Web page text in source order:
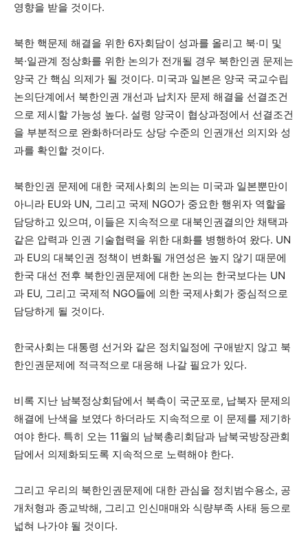
영향을 받을 것이다.
북한 핵문제 해결을 위한 6자회담이 성과를 올리고 북·미 및
북·일관계 정상화를 위한 논의가 전개될 경우 북한인권 문제는
양국 간 핵심 의제가 될 것이다. 미국과 일본은 양국 국교수립
논의단계에서 북한인권 개선과 납치자 문제 해결을 선결조건
으로 제시할 가능성 높다. 설령 양국이 협상과정에서 선결조건
을 부분적으로 완화하더라도 상당 수준의 인권개선 의지와 성
과를 확인할 것이다.
북한인권 문제에 대한 국제사회의 논의는 미국과 일본뿐만이
아니라 EU와 UN, 그리고 국제 NGO가 중요한 행위자 역할을
담당하고 있으며, 이들은 지속적으로 대북인권결의안 채택과
같은 압력과 인권 기술협력을 위한 대화를 병행하여 왔다. UN
과 EU의 대북인권 정책이 변화될 개연성은 높지 않기 때문에
한국 대선 전후 북한인권문제에 대한 논의는 한국보다는 UN
과 EU, 그리고 국제적 NGO들에 의한 국제사회가 중심적으로
담당하게 될 것이다.
한국사회는 대통령 선거와 같은 정치일정에 구애받지 않고 북
한인권문제에 적극적으로 대응해 나갈 필요가 있다.
비록 지난 남북정상회담에서 북측이 국군포로, 납북자 문제의
해결에 난색을 보였다 하더라도 지속적으로 이 문제를 제기하
여야 한다. 특히 오는 11월의 남북총리회담과 남북국방장관회
담에서 의제화되도록 지속적으로 노력해야 한다.
그리고 우리의 북한인권문제에 대한 관심을 정치범수용소, 공
개처형과 종교박해, 그리고 인신매매와 식량부족 사태 등으로
넓혀 나가야 될 것이다.